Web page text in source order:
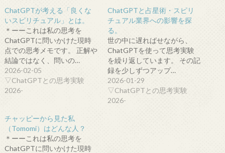
ChatGPTが考える「良くな
いスピリチュアル」とは。
＊ーーこれは私の思考を
ChatGPTに問いかけた現時
点での思考メモです。 正解や
結論ではなく、問いの…
2026-02-05
▽ChatGPTとの思考実験
2026-
ChatGPTと占星術・スピリ
チュアル業界への影響を探
る。
世の中に遅ればせながら、
ChatGPTを使って思考実験
を繰り返しています。 その記
録を少しずつアップ…
2026-01-29
▽ChatGPTとの思考実験
2026-
チャッピーから見た私
（Tomomi）はどんな人？
＊ーーこれは私の思考を
ChatGPTに問いかけた現時